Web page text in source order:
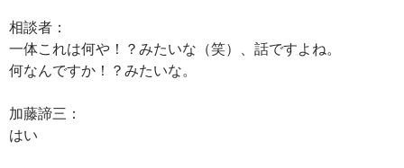
相談者：
一体これは何や！？みたいな（笑）、話ですよね。
何なんですか！？みたいな。
加藤諦三：
はい